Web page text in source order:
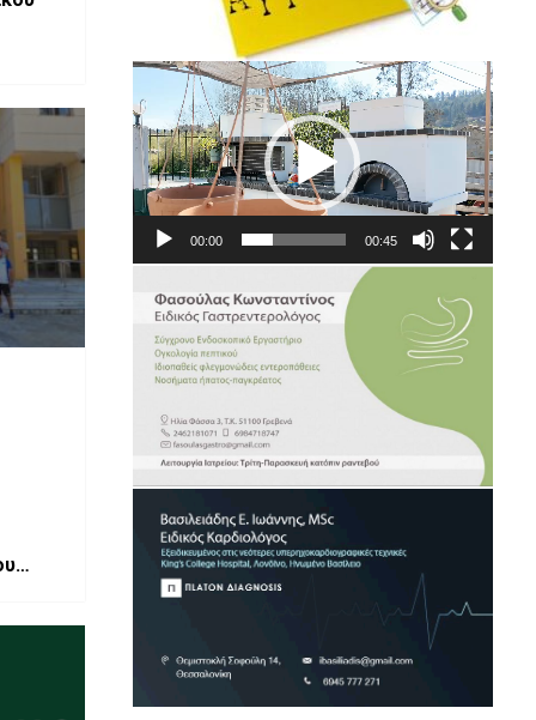
Πρόγραμμα
Αναπαραγωγής
Βίντεο
00:00 00:45